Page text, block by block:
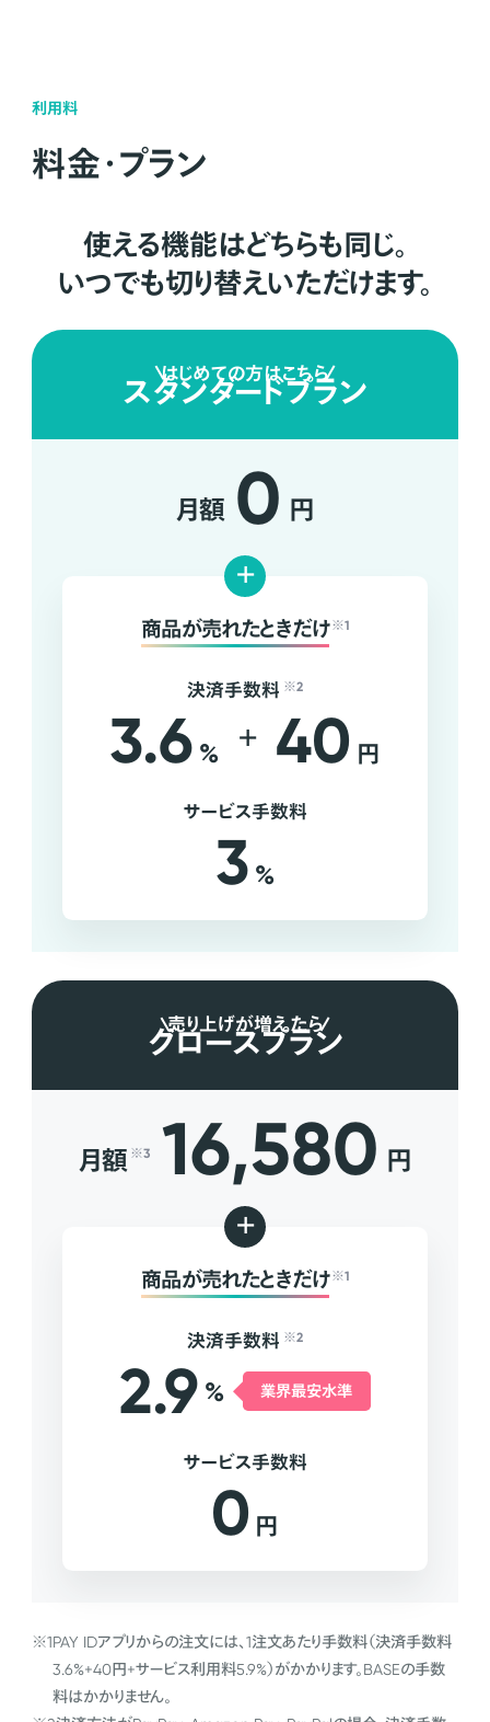
利用料
料金・プラン
使える機能はどちらも同じ。
いつでも切り替えいただけます。
はじめての方はこちら
スタンダードプラン
月額 0 円
+
商品が売れたときだけ ※1
決済手数料 ※2
3.6 % + 40 円
サービス手数料
3 %
売り上げが増えたら
グロースプラン
月額 ※3 16,580 円
+
商品が売れたときだけ ※1
決済手数料 ※2
2.9 % 業界最安水準
サービス手数料
0 円
※1PAY IDアプリからの注文には、1注文あたり手数料（決済手数料
3.6%+40円+サービス利用料5.9%）がかかります。BASEの手数
料はかかりません。